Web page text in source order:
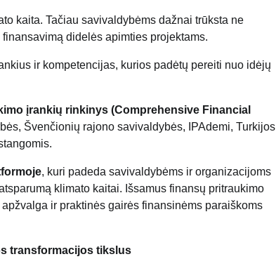
kaita. Tačiau savivaldybėms dažnai trūksta ne
didelės apimties projektams.
ir kompetencijas, kurios padėtų pereiti nuo idėjų
įrankių rinkinys (Comprehensive Financial
Švenčionių rajono savivaldybės, IPAdemi, Turkijos
, kuri padeda savivaldybėms ir organizacijoms
klimato kaitai. Išsamus finansų pritraukimo
ir praktinės gairės finansinėms paraiškoms
transformacijos tikslus